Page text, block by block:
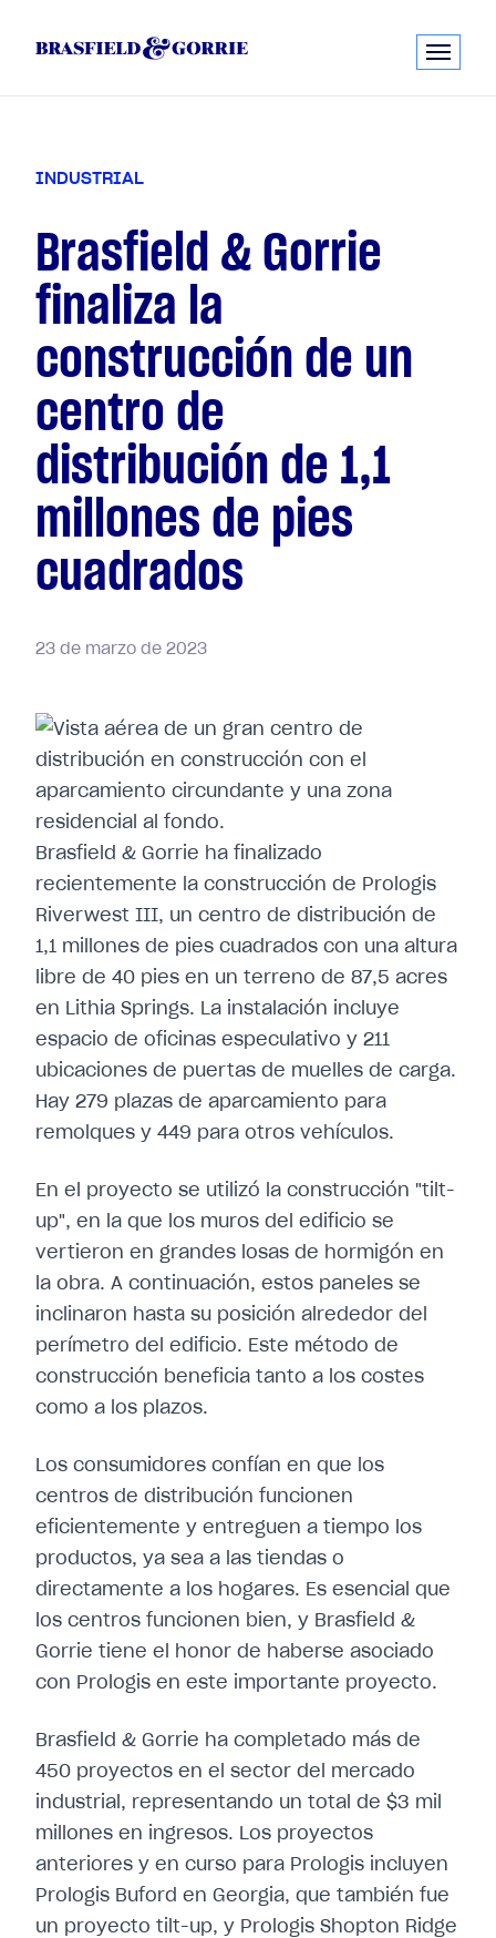
INDUSTRIAL
Brasfield & Gorrie
finaliza la
construcción de un
centro de
distribución de 1,1
millones de pies
cuadrados
23 de marzo de 2023
Brasfield & Gorrie ha finalizado
recientemente la construcción de Prologis
Riverwest III, un centro de distribución de
1,1 millones de pies cuadrados con una altura
libre de 40 pies en un terreno de 87,5 acres
en Lithia Springs. La instalación incluye
espacio de oficinas especulativo y 211
ubicaciones de puertas de muelles de carga.
Hay 279 plazas de aparcamiento para
remolques y 449 para otros vehículos.
En el proyecto se utilizó la construcción "tilt-
up", en la que los muros del edificio se
vertieron en grandes losas de hormigón en
la obra. A continuación, estos paneles se
inclinaron hasta su posición alrededor del
perímetro del edificio. Este método de
construcción beneficia tanto a los costes
como a los plazos.
Los consumidores confían en que los
centros de distribución funcionen
eficientemente y entreguen a tiempo los
productos, ya sea a las tiendas o
directamente a los hogares. Es esencial que
los centros funcionen bien, y Brasfield &
Gorrie tiene el honor de haberse asociado
con Prologis en este importante proyecto.
Brasfield & Gorrie ha completado más de
450 proyectos en el sector del mercado
industrial, representando un total de $3 mil
millones en ingresos. Los proyectos
anteriores y en curso para Prologis incluyen
Prologis Buford en Georgia, que también fue
un proyecto tilt-up, y Prologis Shopton Ridge